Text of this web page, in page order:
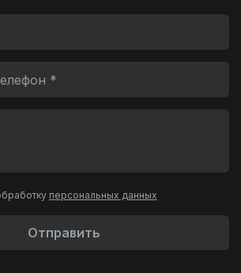
персональных данных
Отправить